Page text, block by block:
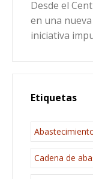
Desde el
en una nueva
iniciativa
Etiquetas
Cadena de